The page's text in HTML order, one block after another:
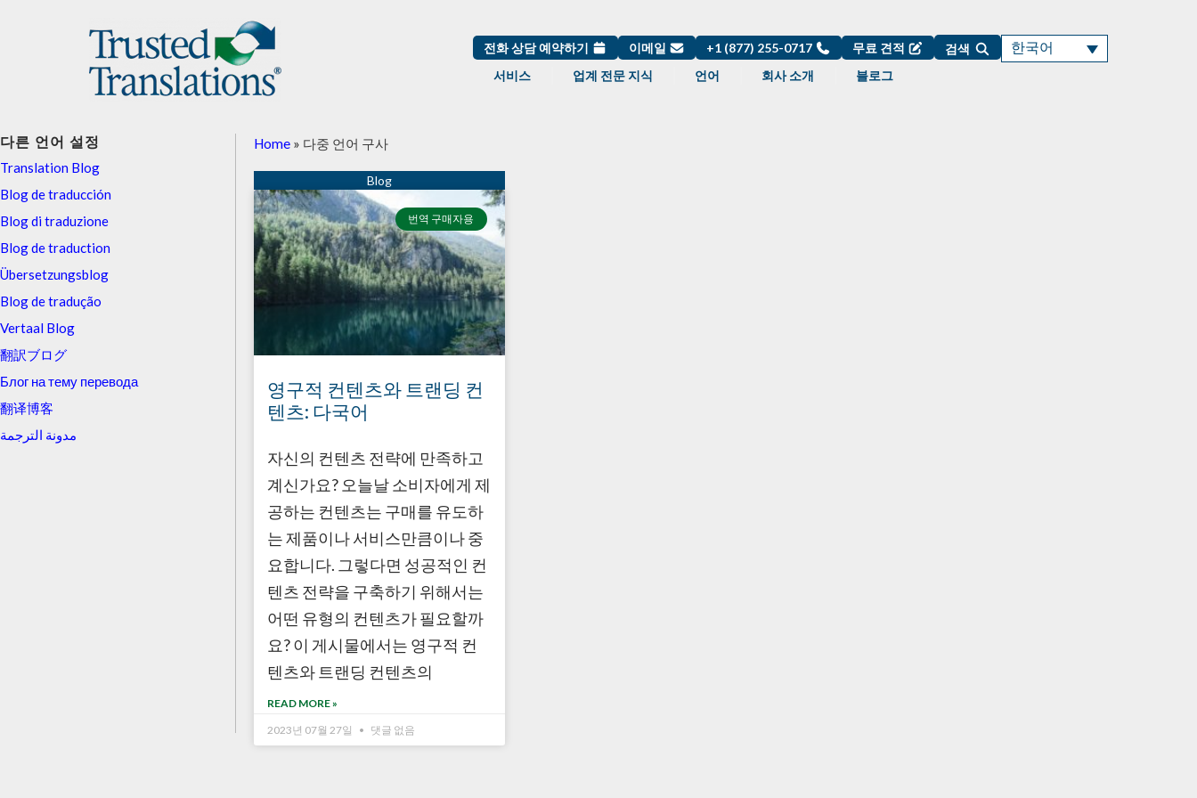
전화 상담 예약하기 이메일 +1 (877) 255-0717 무료 견적 검색 한국어
서비스 업계 전문 지식 언어 회사 소개 블로그
다른 언어 설정
Translation Blog
Blog de traducción
Blog di traduzione
Blog de traduction
Übersetzungsblog
Blog de tradução
Vertaal Blog
翻訳ブログ
Блог на тему перевода
翻译博客
مدونة الترجمة
Home » 다중 언어 구사
번역 구매자용
영구적 컨텐츠와 트랜딩 컨
텐츠: 다국어
자신의 컨텐츠 전략에 만족하고
계신가요? 오늘날 소비자에게 제
공하는 컨텐츠는 구매를 유도하
는 제품이나 서비스만큼이나 중
요합니다. 그렇다면 성공적인 컨
텐츠 전략을 구축하기 위해서는
어떤 유형의 컨텐츠가 필요할까
요? 이 게시물에서는 영구적 컨
텐츠와 트랜딩 컨텐츠의
READ MORE »
2023년 07월 27일
댓글 없음